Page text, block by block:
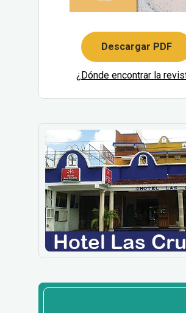
Descargar PDF
¿Dónde encontrar la